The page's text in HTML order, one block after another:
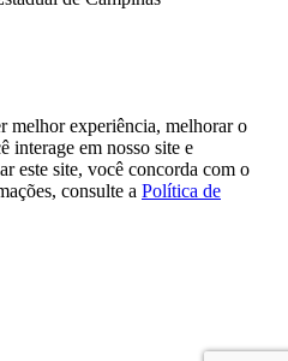
melhor experiência, melhorar o
interage em nosso site e
este site, você concorda com o
consulte a Política de